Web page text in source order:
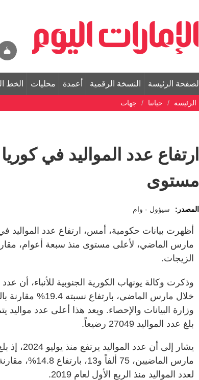
الصفحة الرئيسة النسخة الرقمية أعمدة محليات الخط
الرئيسة حياتنا جهات
ارتفاع عدد المواليد في
مستوى
المصدر: سيؤول - وام
الزيجات.
خلال مارس الماضي،
بلغ عدد المواليد 27049 رضيعاً.
يشار إلى أن
مارس الماضيين،
لعدد المواليد منذ الربع الأول لعام 2019.